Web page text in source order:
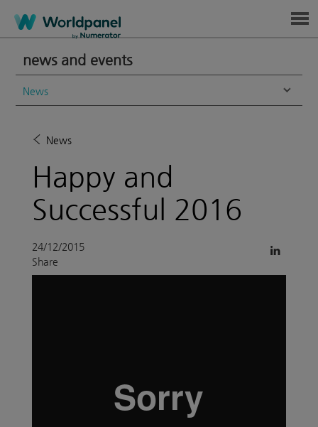
Menu
news and events
News
News
Happy and
Successful 2016
24/12/2015
Share